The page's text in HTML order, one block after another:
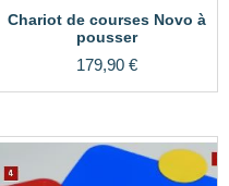
Chariot de courses Novo à
pousser
179,90 €